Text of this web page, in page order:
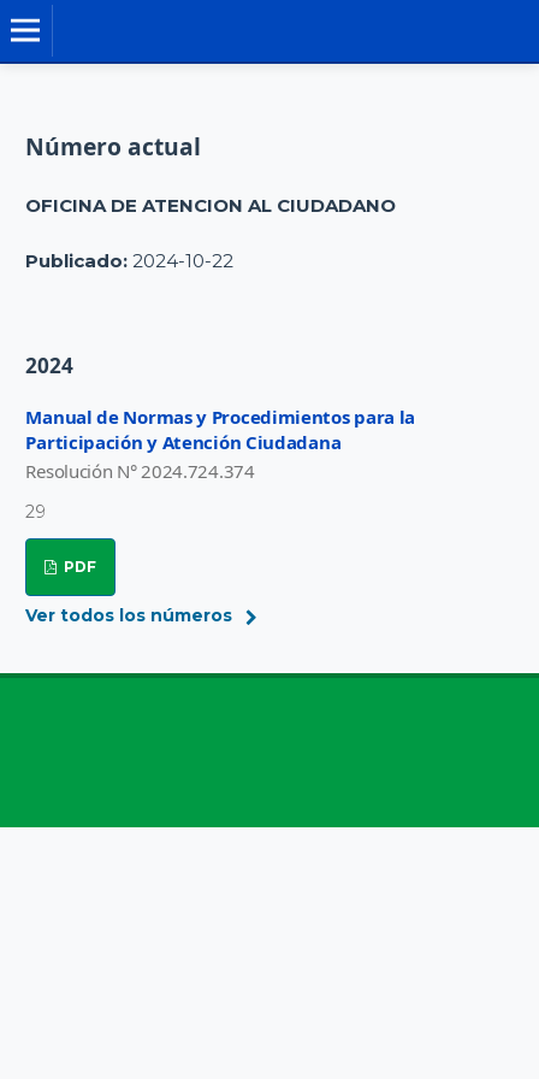
Número actual
OFICINA DE ATENCION AL CIUDADANO
Publicado:2024-10-22
2024
Manual de Normas y Procedimientos para la
Participación y Atención Ciudadana
Resolución N° 2024.724.374
29
PDF
Ver todos los números